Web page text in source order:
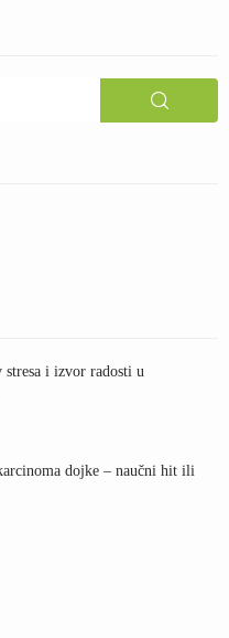
i izvor radosti u
dojke – naučni hit ili